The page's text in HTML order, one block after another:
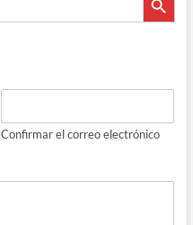
Confirmar el correo electrónico